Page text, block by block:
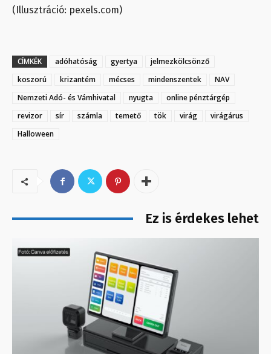
(Illusztráció: pexels.com)
CÍMKÉK adóhatóság gyertya
jelmezkölcsönző
koszorú
krizantém mécses mindenszentek
NAV
Nemzeti Adó- és Vámhivatal
nyugta
online pénztárgép
revizor
sír számla temető tök virág
virágárus
Halloween
Ez is érdekes lehet